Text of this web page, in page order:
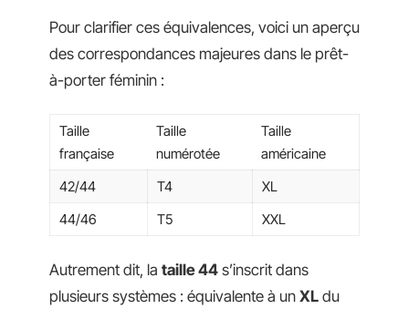
Pour clarifier ces équivalences, voici un aperçu
des correspondances majeures dans le prêt-
à-porter féminin :
Taille
française
Taille
numérotée
Taille
américaine
42/44
T4
XL
44/46
T5 XXL
Autrement dit, la taille 44 s’inscrit dans
plusieurs systèmes : équivalente à un XL du